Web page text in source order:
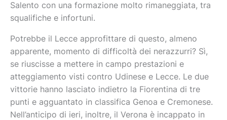
Salento con una formazione molto rimaneggiata, tra
squalifiche e infortuni.
Potrebbe il Lecce approfittare di questo, almeno
apparente, momento di difficoltà dei nerazzurri? Sì,
se riuscisse a mettere in campo prestazioni e
atteggiamento visti contro Udinese e Lecce. Le due
vittorie hanno lasciato indietro la Fiorentina di tre
punti e agguantato in classifica Genoa e Cremonese.
Nell’anticipo di ieri, inoltre, il Verona è incappato in